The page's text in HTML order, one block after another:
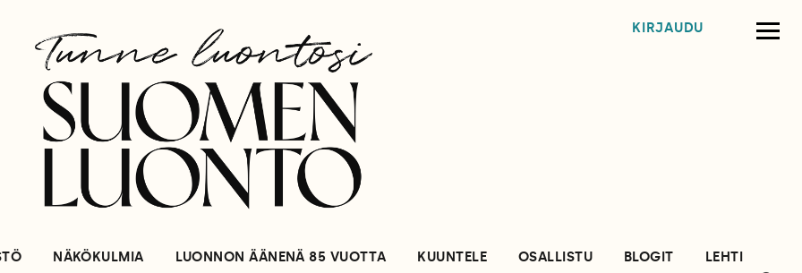
KIRJAUDU
NÄKÖKULMIA LUONNON ÄÄNENÄ 85 VUOTTA KUUNTELE OSALLISTU BLOGIT
LEHTI